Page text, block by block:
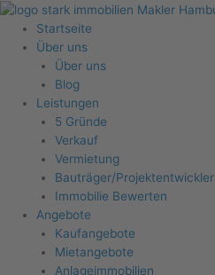
Zum
Inhalt
springen
Startseite
Über uns
Über uns
Blog
Leistungen
5 Gründe
Verkauf
Vermietung
Bauträger/Projektentwickler
Immobilie Bewerten
Angebote
Kaufangebote
Mietangebote
Anlageimmobilien